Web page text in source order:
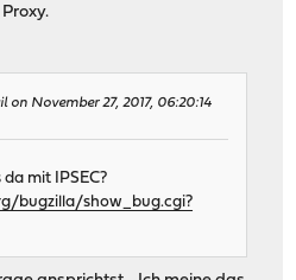
November 27, 2017, 06:20:14
mit IPSEC?
bugzilla/show_bug.cgi?